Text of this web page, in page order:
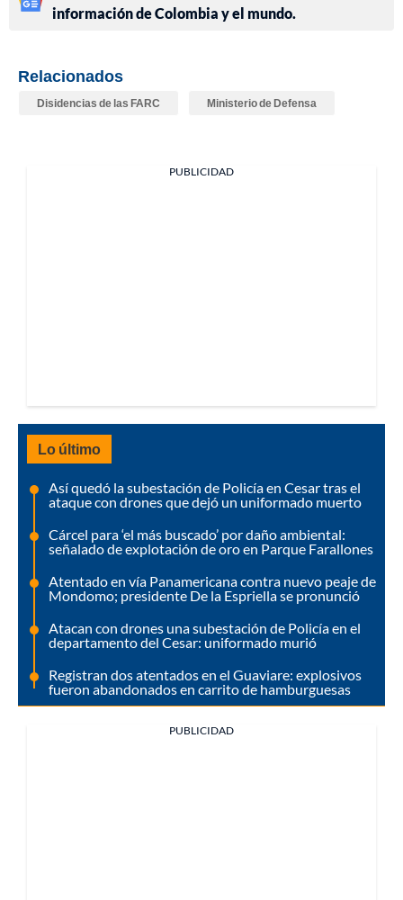
información de Colombia y el mundo.
Relacionados
Disidencias de las FARC Ministerio de Defensa
PUBLICIDAD
Lo último
Así quedó la subestación de Policía en Cesar tras el
ataque con drones que dejó un uniformado muerto
Cárcel para ‘el más buscado’ por daño ambiental:
señalado de explotación de oro en Parque Farallones
Atentado en vía Panamericana contra nuevo peaje de
Mondomo; presidente De la Espriella se pronunció
Atacan con drones una subestación de Policía en el
departamento del Cesar: uniformado murió
Registran dos atentados en el Guaviare: explosivos
fueron abandonados en carrito de hamburguesas
PUBLICIDAD